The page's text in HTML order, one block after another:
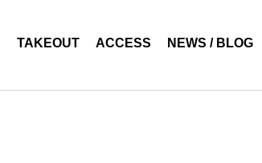
TAKEOUT ACCESS NEWS / BLOG